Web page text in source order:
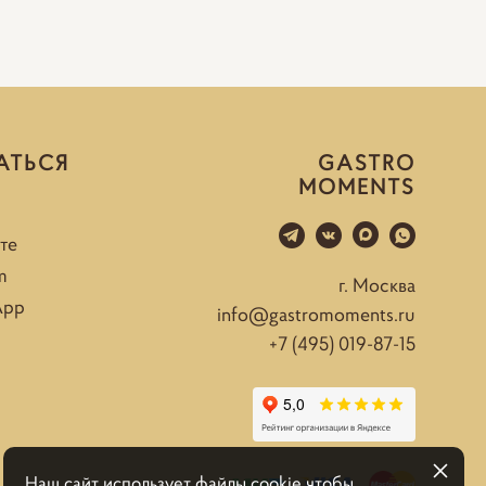
GASTRO
MOMENTS
г. Москва
info@gastromoments.ru
+7 (495) 019-87-15